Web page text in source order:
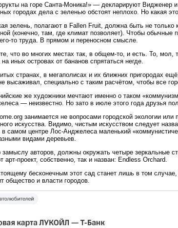
на горе Санта-Моника!» — декларируют Видженер
городах дела с зеленью обстоят неплохо. Но какая
зелень, полагают в Fallen Fruit, должна быть не
(конечно, там, где климат позволяет). Чтобы обычные
то труда. В прямом и переносном смысле.
что во многих местах так, в общем-то, и есть. То,
иных островах от бананов спрятаться негде.
странах, в мегаполисах и их ближних пригородах
высаживал, специально с таким расчётом, чтобы все
же художники мечтают именно о таком
— неизвестно. Но зато в июле этого года друзья
занимается не вопросами городской экологии
искусства. Видимо, чистым искусством следует
в самом центре Лос-Анджелеса маленький
видами деревьев.
замыслу авторов, должны окружать четыре зеркальные
арт-проект, собственно, так и назван: Endless Orchard.
бесконечным этот сад станет лишь в том
общество и власти городов.